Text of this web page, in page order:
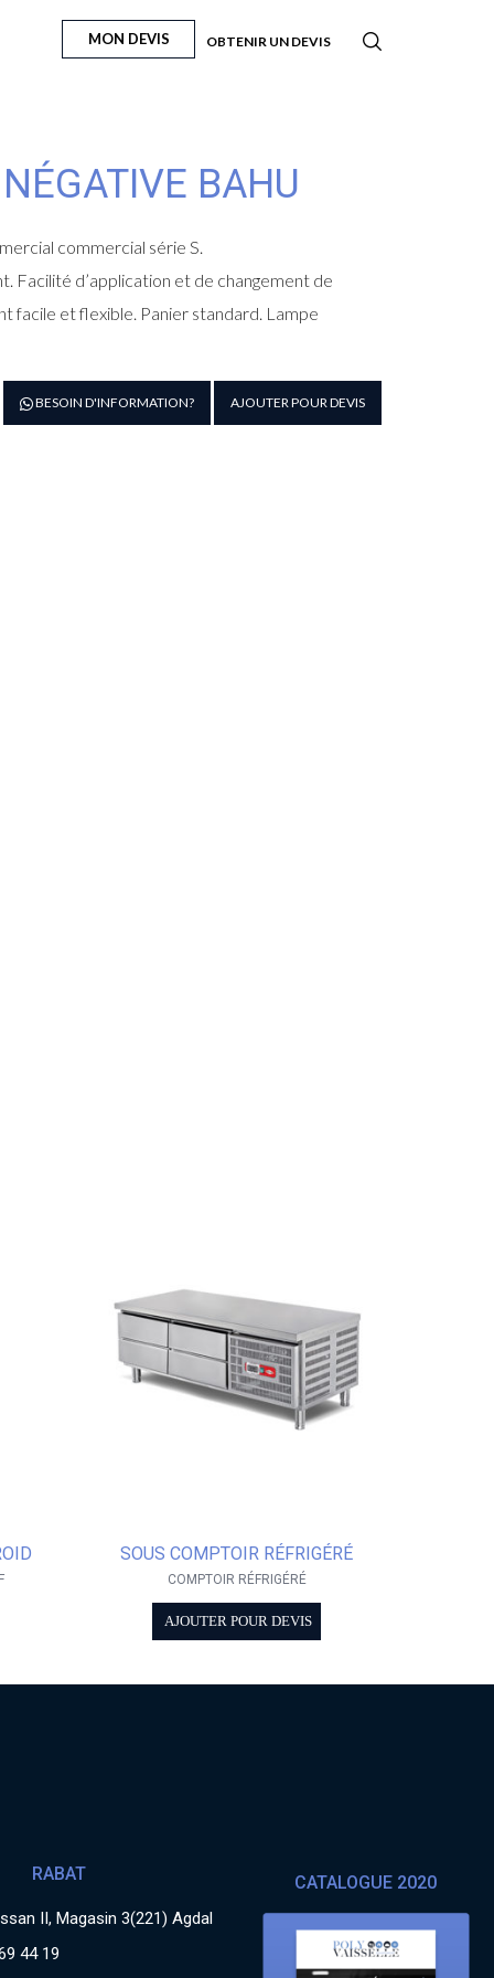
MON DEVIS OBTENIR UN DEVIS
BAHU
commercial série S.
Facilité d’application et de changement de
facile et flexible. Panier standard. Lampe
BESOIN D'INFORMATION? AJOUTER POUR DEVIS
SOUS COMPTOIR RÉFRIGÉRÉ
COMPTOIR RÉFRIGÉRÉ
AJOUTER POUR DEVIS
RABAT
II, Magasin 3(221) Agdal
44 19
CATALOGUE 2020